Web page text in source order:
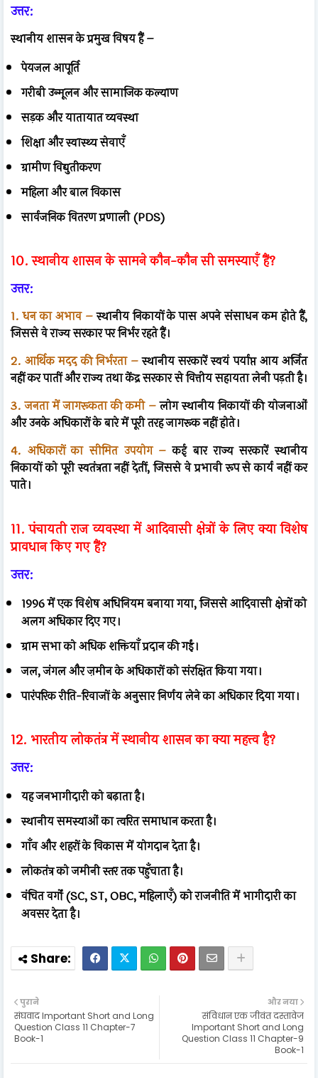
उत्तर:
स्थानीय शासन के प्रमुख विषय हैं –
पेयजल आपूर्ति
गरीबी उन्मूलन और सामाजिक कल्याण
सड़क और यातायात व्यवस्था
शिक्षा और स्वास्थ्य सेवाएँ
ग्रामीण विद्युतीकरण
महिला और बाल विकास
सार्वजनिक वितरण प्रणाली (PDS)
10. स्थानीय शासन के सामने कौन-कौन सी समस्याएँ हैं?
उत्तर:
1. धन का अभाव –स्थानीय निकायों के पास अपने संसाधन कम होते हैं,
जिससे वे राज्य सरकार पर निर्भर रहते हैं।
2. आर्थिक मदद की निर्भरता –स्थानीय सरकारें स्वयं पर्याप्त आय अर्जित
नहीं कर पातीं और राज्य तथा केंद्र सरकार से वित्तीय सहायता लेनी पड़ती है।
3. जनता में जागरूकता की कमी –लोग स्थानीय निकायों की योजनाओं
और उनके अधिकारों के बारे में पूरी तरह जागरूक नहीं होते।
4. अधिकारों का सीमित उपयोग –कई बार राज्य सरकारें स्थानीय
निकायों को पूरी स्वतंत्रता नहीं देतीं, जिससे वे प्रभावी रूप से कार्य नहीं कर
पाते।
11. पंचायती राज व्यवस्था में आदिवासी क्षेत्रों के लिए क्या विशेष
प्रावधान किए गए हैं?
उत्तर:
1996 में एक विशेष अधिनियम बनाया गया, जिससे आदिवासी क्षेत्रों को
अलग अधिकार दिए गए।
ग्राम सभा को अधिक शक्तियाँ प्रदान की गईं।
जल, जंगल और ज़मीन के अधिकारों को संरक्षित किया गया।
पारंपरिक रीति-रिवाजों के अनुसार निर्णय लेने का अधिकार दिया गया।
12. भारतीय लोकतंत्र में स्थानीय शासन का क्या महत्त्व है?
उत्तर:
यह जनभागीदारी को बढ़ाता है।
स्थानीय समस्याओं का त्वरित समाधान करता है।
गाँव और शहरों के विकास में योगदान देता है।
लोकतंत्र को जमीनी स्तर तक पहुँचाता है।
वंचित वर्गों (SC, ST, OBC, महिलाएँ) को राजनीति में भागीदारी का
अवसर देता है।
और नया
संविधान एक जीवंत दस्तावेज
Important Short and Long
Question Class 11 Chapter-9
Book-1
पुराने
संघवाद Important Short and Long
Question Class 11 Chapter-7
Book-1